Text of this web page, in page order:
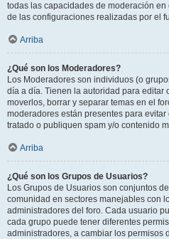
todas las capacidades de moderación
de las configuraciones realizadas por el
Arriba
¿Qué son los Moderadores?
Los Moderadores son individuos (o
día a día. Tienen la autoridad para editar
moverlos, borrar y separar temas en el
moderadores están presentes para
tratado o publiquen spam y/o contenido
Arriba
¿Qué son los Grupos de Usuarios?
Los Grupos de Usuarios son conjuntos
comunidad en sectores manejables con
administradores del foro. Cada usuario
cada grupo puede tener diferentes
administradores, a cambiar los permisos